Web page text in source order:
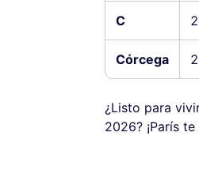
C
Córcega
¿Listo para
2026? ¡París